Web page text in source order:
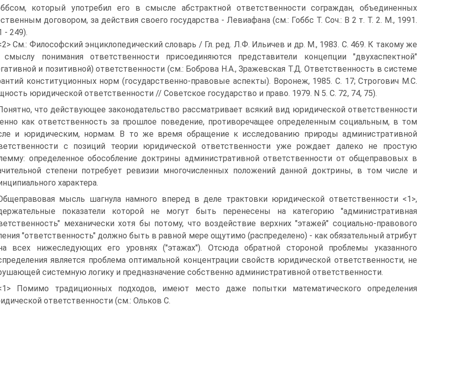
который употребил его в смысле абстрактной ответственности сограждан, объединенных
договором, за действия своего государства - Левиафана (см.: Гоббс Т. Соч.: В 2 т. Т. 2. М., 1991.
- 249).
См.: Философский энциклопедический словарь / Гл. ред. Л.Ф. Ильичев и др. М., 1983. С. 469. К такому же
смыслу понимания ответственности присоединяются представители концепции "двухаспектной"
и позитивной) ответственности (см.: Боброва Н.А., Зражевская Т.Д. Ответственность в системе
конституционных норм (государственно-правовые аспекты). Воронеж, 1985. С. 17; Строгович М.С.
юридической ответственности // Советское государство и право. 1979. N 5. С. 72, 74, 75).
что действующее законодательство рассматривает всякий вид юридической ответственности
как ответственность за прошлое поведение, противоречащее определенным социальным, в том
и юридическим, нормам. В то же время обращение к исследованию природы административной
с позиций теории юридической ответственности уже рождает далеко не простую
определенное обособление доктрины административной ответственности от общеправовых в
степени потребует ревизии многочисленных положений данной доктрины, в том числе и
характера.
мысль шагнула намного вперед в деле трактовки юридической ответственности <1>,
показатели которой не могут быть перенесены на категорию "административная
механически хотя бы потому, что воздействие верхних "этажей" социально-правового
"ответственность" должно быть в равной мере ощутимо (распределено) - как обязательный атрибут
всех нижеследующих его уровнях ("этажах"). Отсюда обратной стороной проблемы указанного
является проблема оптимальной концентрации свойств юридической ответственности, не
системную логику и предназначение собственно административной ответственности.
Помимо традиционных подходов, имеют место даже попытки математического определения
ответственности (см.: Ольков С.